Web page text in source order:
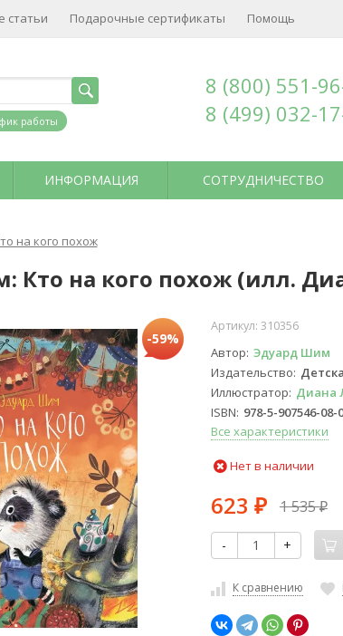
статьи Подарочные сертификаты Помощь
работы
8 (800) 551-
8 (499) 032-
ИНФОРМАЦИЯ СОТРУДНИЧЕСТВО
на кого похож
Кто на кого похож (илл.
-59%
Артикул: 310356
Автор Эдуард Шим
Издательство
Иллюстратор Диана
ISBN 978-5-907546-08-0
Все характеристики
Нет в наличии
623 ₽ 1 535₽
- +
К сравнению